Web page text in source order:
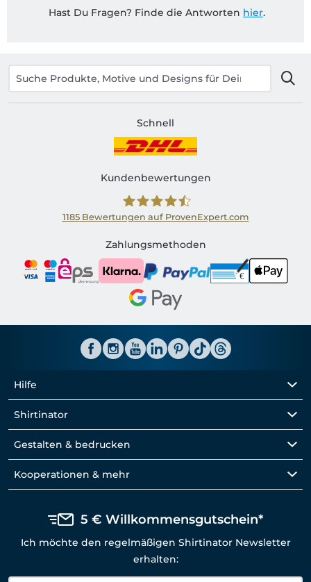
Hast Du Fragen? Finde die Antworten hier.
Schnell
Kundenbewertungen
Shirtinator AT
1185Bewertungen auf ProvenExpert.com
Zahlungsmethoden
Hilfe
Shirtinator
Gestalten & bedrucken
Kooperationen & mehr
5 € Willkommensgutschein*
Ich möchte den regelmäßigen Shirtinator Newsletter
erhalten: